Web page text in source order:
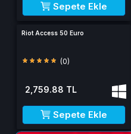
Sepete Ekle
Riot Access 50 Euro
(0)
2,759.88 TL
Sepete Ekle